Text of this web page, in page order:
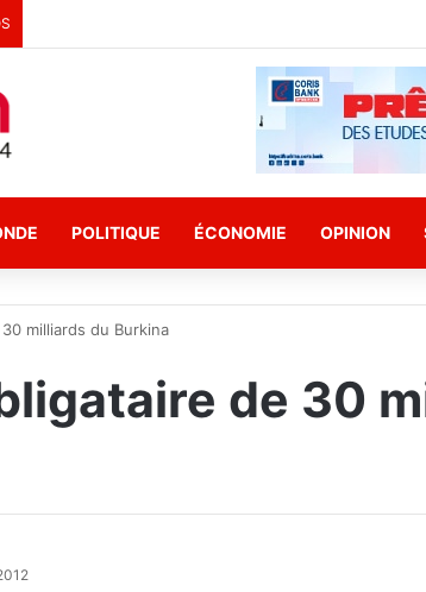
POLITIQUE ÉCONOMIE OPINION
milliards du Burkina
de 30